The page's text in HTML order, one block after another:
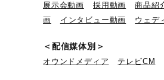
展示会動画 採用動画 商品紹
画
インタビュー動画 ウェデ
＜配信媒体別＞
オウンドメディア テレビCM